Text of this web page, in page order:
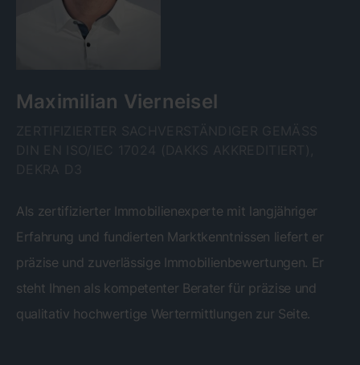
Maximilian Vierneisel
Als zertifizierter Immobilienexperte mit langjähriger
Erfahrung und fundierten Marktkenntnissen liefert er
präzise und zuverlässige Immobilienbewertungen. Er
steht Ihnen als kompetenter Berater für präzise und
qualitativ hochwertige Wertermittlungen zur Seite.